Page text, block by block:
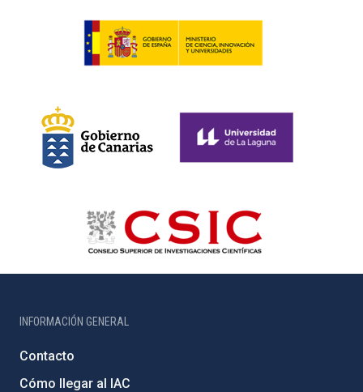
INFORMACIÓN GENERAL
Contacto
Cómo llegar al IAC